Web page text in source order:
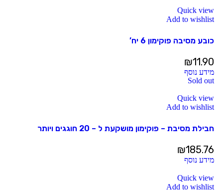
Quick view
Add to wishlist
כובע מסיבה פוקימון 6 יח’
₪11.90
מידע נוסף
Sold out
Quick view
Add to wishlist
חבילת מסיבת – פוקימון מושקעת ל – 20 חוגגים ויותר
₪185.76
מידע נוסף
Quick view
Add to wishlist